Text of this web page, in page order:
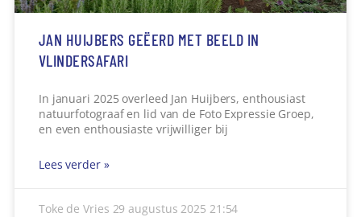
JAN HUIJBERS GEËERD MET BEELD IN
VLINDERSAFARI
In januari 2025 overleed Jan Huijbers, enthousiast
natuurfotograaf en lid van de Foto Expressie Groep,
en even enthousiaste vrijwilliger bij
Lees verder »
Toke de Vries 29 augustus 2025 21:54